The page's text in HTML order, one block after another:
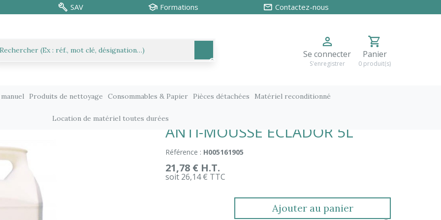
SAV Formations Contactez-nous
Se connecter
S'enregistrer
Panier
0 produit(s)
Produits de nettoyage Consommables & Papier Pièces détachées Matériel reconditionné
Location de matériel toutes durées
ANTI-MOUSSE ECLADOR 5L
Référence : H005161905
21,78 € H.T.
soit 26,14 € TTC
Ajouter au panier